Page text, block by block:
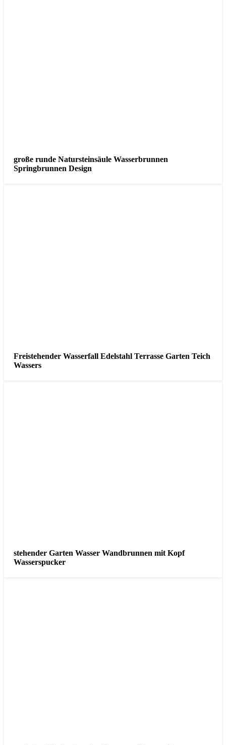
große runde Natursteinsäule Wasserbrunnen
Springbrunnen Design
Freistehender Wasserfall Edelstahl Terrasse Garten Teich
Wassers
stehender Garten Wasser Wandbrunnen mit Kopf
Wasserspucker